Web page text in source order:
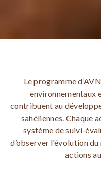
Le programme
environnementaux
contribuent au
sahéliennes. Chaque
système de suivi-
d’observer l'évolution du
actions